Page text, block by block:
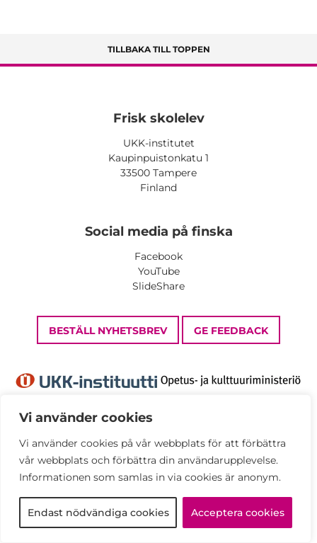
Vi använder cookies
Vi använder cookies på vår webbplats för att förbättra
vår webbplats och förbättra din användarupplevelse.
Informationen som samlas in via cookies är anonym.
Endast nödvändiga cookies Acceptera cookies
TILLBAKA TILL TOPPEN
Frisk skolelev
UKK-institutet
Kaupinpuistonkatu 1
33500 Tampere
Finland
Social media på finska
Facebook
YouTube
SlideShare
BESTÄLL NYHETSBREV GE FEEDBACK
Dataskyddsbeskrivning
Tillgänglighetsutlåtande
© UKK Institute 2026
Alla rättigheter förbehållna.